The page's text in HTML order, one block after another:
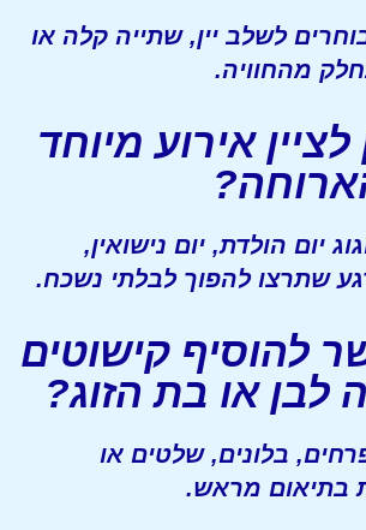
לשלב יין, שתייה קלה או
מהחוויה.
אירוע מיוחד
יום הולדת, יום נישואין,
שתרצו להפוך לבלתי נשכח.
להוסיף קישוטים
לבן או בת הזוג?
בלונים, שלטים או
בתיאום מראש.